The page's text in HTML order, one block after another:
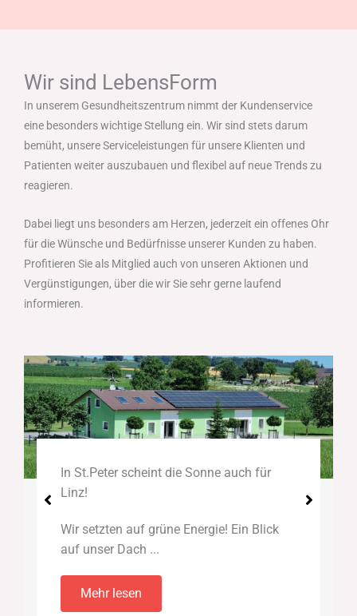
Wir sind LebensForm
In unserem Gesundheitszentrum nimmt der Kundenservice
eine besonders wichtige Stellung ein. Wir sind stets darum
bemüht, unsere Serviceleistungen für unsere Klienten und
Patienten weiter auszubauen und flexibel auf neue Trends zu
reagieren.
Dabei liegt uns besonders am Herzen, jederzeit ein offenes Ohr
für die Wünsche und Bedürfnisse unserer Kunden zu haben.
Profitieren Sie als Mitglied auch von unseren Aktionen und
Vergünstigungen, über die wir Sie sehr gerne laufend
informieren.
In St.Peter scheint die Sonne auch für
Linz!
Wir setzten auf grüne Energie! Ein Blick
auf unser Dach ...
Mehr lesen